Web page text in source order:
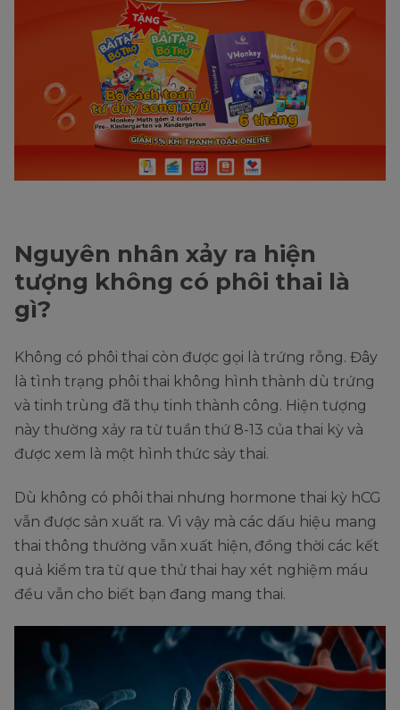
Nguyên nhân xảy ra hiện
tượng không có phôi thai là
gì?
Không có phôi thai còn được gọi là trứng rỗng. Đây
là tình trạng phôi thai không hình thành dù trứng
và tinh trùng đã thụ tinh thành công. Hiện tượng
này thường xảy ra từ tuần thứ 8-13 của thai kỳ và
được xem là một hình thức sảy thai.
Dù không có phôi thai nhưng hormone thai kỳ hCG
vẫn được sản xuất ra. Vì vậy mà các dấu hiệu mang
thai thông thường vẫn xuất hiện, đồng thời các kết
quả kiểm tra từ que thử thai hay xét nghiệm máu
đều vẫn cho biết bạn đang mang thai.